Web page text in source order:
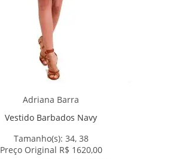
Adriana Barra
Vestido Barbados Navy
Tamanho(s): 34, 38
Preço Original R$ 1620,00